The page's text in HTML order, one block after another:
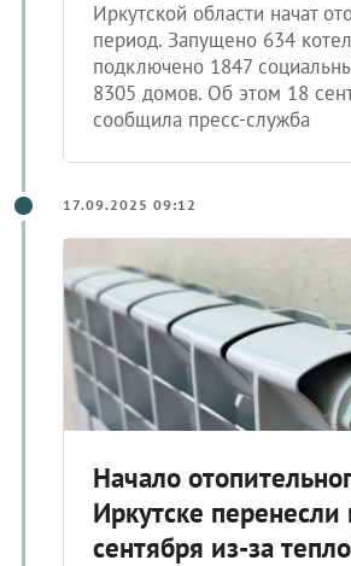
Иркутской области начат
период. Запущено 634
подключено 1847
8305 домов. Об этом 18
сообщила пресс-служба
17.09.2025 09:12
Начало
Иркутске перенесли
сентября из-за